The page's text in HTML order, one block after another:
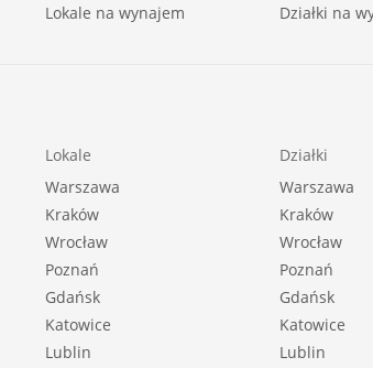
Lokale na wynajem
Działki na
Lokale
Warszawa
Kraków
Wrocław
Poznań
Gdańsk
Katowice
Lublin
Działki
Warszawa
Kraków
Wrocław
Poznań
Gdańsk
Katowice
Lublin